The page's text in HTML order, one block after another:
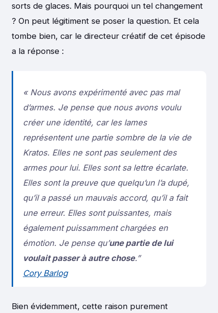
sorts de glaces. Mais pourquoi un tel changement
? On peut légitiment se poser la question. Et cela
tombe bien, car le directeur créatif de cet épisode
a la réponse :
« Nous avons expérimenté avec pas mal
d’armes. Je pense que nous avons voulu
créer une identité, car les lames
représentent une partie sombre de la vie de
Kratos. Elles ne sont pas seulement des
armes pour lui. Elles sont sa lettre écarlate.
Elles sont la preuve que quelqu’un l’a dupé,
qu’il a passé un mauvais accord, qu’il a fait
une erreur. Elles sont puissantes, mais
également puissamment chargées en
émotion. Je pense qu’une partie de lui
voulait passer à autre chose.”
Cory Barlog
Bien évidemment, cette raison purement